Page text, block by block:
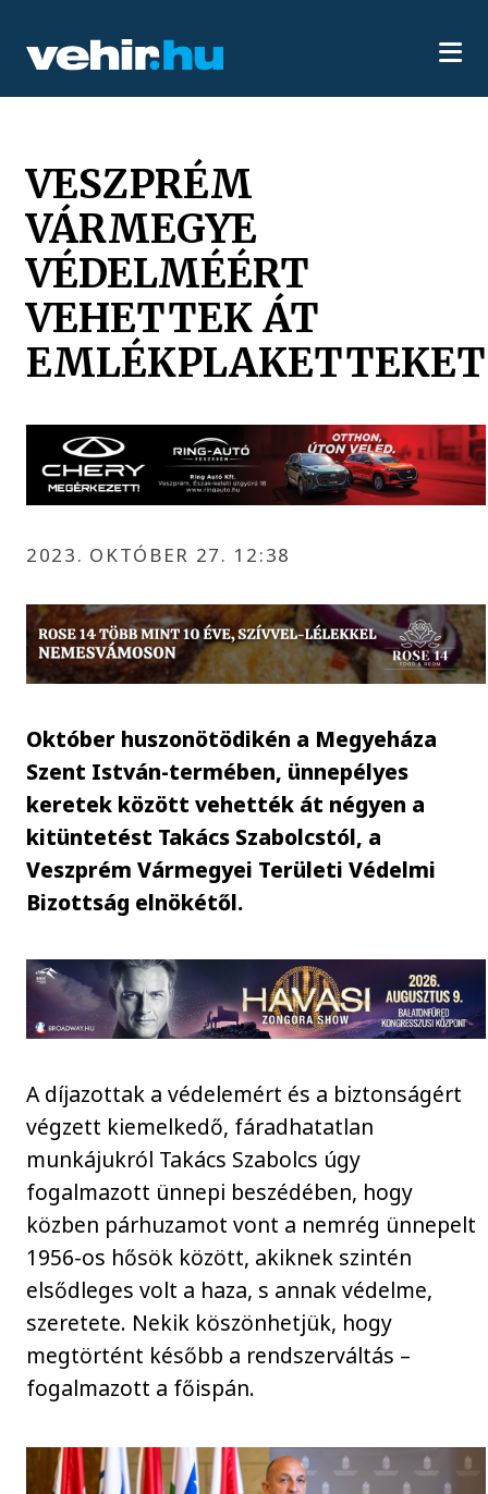
VESZPRÉM
VÁRMEGYE
VÉDELMÉÉRT
VEHETTEK ÁT
EMLÉKPLAKETTEKET
2023. OKTÓBER 27. 12:38
Október huszonötödikén a Megyeháza
Szent István-termében, ünnepélyes
keretek között vehették át négyen a
kitüntetést Takács Szabolcstól, a
Veszprém Vármegyei Területi Védelmi
Bizottság elnökétől.
A díjazottak a védelemért és a biztonságért
végzett kiemelkedő, fáradhatatlan
munkájukról Takács Szabolcs úgy
fogalmazott ünnepi beszédében, hogy
közben párhuzamot vont a nemrég ünnepelt
1956-os hősök között, akiknek szintén
elsődleges volt a haza, s annak védelme,
szeretete. Nekik köszönhetjük, hogy
megtörtént később a rendszerváltás –
fogalmazott a főispán.